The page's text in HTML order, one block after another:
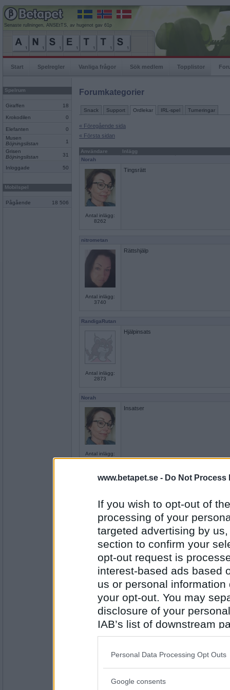
www.betapet.se - Do Not Process
If you wish to opt-out of
processing of your
targeted advertising by
section to confirm your
opt-out request is
interest-based ads based
us or personal
your opt-out. You may
disclosure of your
IAB’s list of downstream
also be disclosed by us
Downstream Participants
Please note that this
Personal Data Processing Opt Outs
Google consents
Senaste rullningen, ANSEtTS, av hugenot gav 61p
Start Spelregler Vanliga frågor Sök medlem Topplistor
Spelrum
Giraffen 18
Krokodilen 0
Elefanten
0
Musen
Böjningslistan
1
Grisen
Böjningslistan
31
Inloggade 50
Mobilspel
Pågående 18 506
Forumkategorier
Snack Support Ordlekar IRL-spel Turneringar
« Föregående sida
« Första sidan
Användare
Inlägg
Norah
Antal inlägg:
8262
Tingsrätt
nitrometan
Antal inlägg:
3740
Rättshjälp
RandigaRutan
Antal inlägg:
2873
Hjälpinsats
Norah
Antal inlägg:
8262
Insatser
en dum en
Antal inlägg:
13194
Skimmer_61
Antal inlägg: 43
Rationalisera
Antal inlägg:
Eran